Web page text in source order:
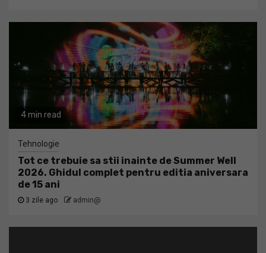
4 min read
Tehnologie
Tot ce trebuie sa stii inainte de Summer Well
2026. Ghidul complet pentru editia aniversara
de 15 ani
3 zile ago admin@